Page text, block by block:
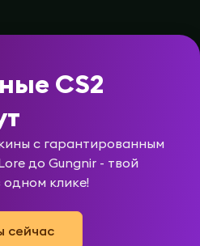
CS2
с гарантированным
до Gungnir - твой
клике!
сейчас